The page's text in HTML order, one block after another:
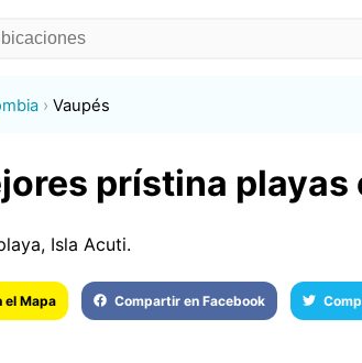
Vaupés
prístina playas
Isla Acuti.
el Mapa Compartir en Facebook